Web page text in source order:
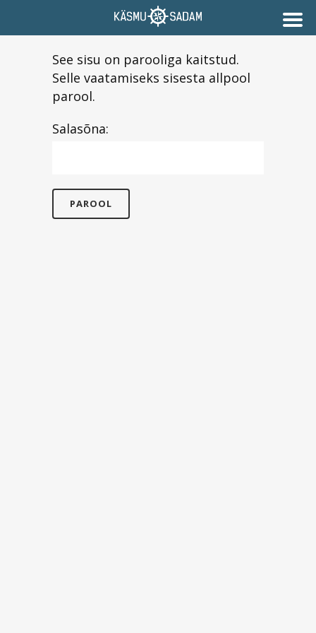
See sisu on parooliga kaitstud.
Selle vaatamiseks sisesta allpool
parool.
Salasõna: